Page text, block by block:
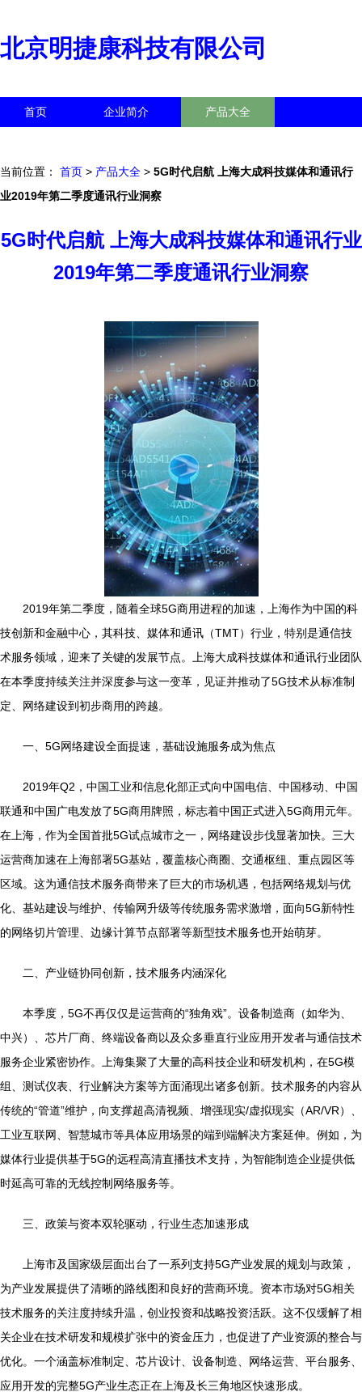
北京明捷康科技有限公司
首页 企业简介 产品大全
当前位置： 首页 > 产品大全 > 5G时代启航 上海大成科技媒体和通讯行
业2019年第二季度通讯行业洞察
5G时代启航 上海大成科技媒体和通讯行业
2019年第二季度通讯行业洞察
2019年第二季度，随着全球5G商用进程的加速，上海作为中国的科
技创新和金融中心，其科技、媒体和通讯（TMT）行业，特别是通信技
术服务领域，迎来了关键的发展节点。上海大成科技媒体和通讯行业团队
在本季度持续关注并深度参与这一变革，见证并推动了5G技术从标准制
定、网络建设到初步商用的跨越。
一、5G网络建设全面提速，基础设施服务成为焦点
2019年Q2，中国工业和信息化部正式向中国电信、中国移动、中国
联通和中国广电发放了5G商用牌照，标志着中国正式进入5G商用元年。
在上海，作为全国首批5G试点城市之一，网络建设步伐显著加快。三大
运营商加速在上海部署5G基站，覆盖核心商圈、交通枢纽、重点园区等
区域。这为通信技术服务商带来了巨大的市场机遇，包括网络规划与优
化、基站建设与维护、传输网升级等传统服务需求激增，面向5G新特性
的网络切片管理、边缘计算节点部署等新型技术服务也开始萌芽。
二、产业链协同创新，技术服务内涵深化
本季度，5G不再仅仅是运营商的“独角戏”。设备制造商（如华为、
中兴）、芯片厂商、终端设备商以及众多垂直行业应用开发者与通信技术
服务企业紧密协作。上海集聚了大量的高科技企业和研发机构，在5G模
组、测试仪表、行业解决方案等方面涌现出诸多创新。技术服务的内容从
传统的“管道”维护，向支撑超高清视频、增强现实/虚拟现实（AR/VR）、
工业互联网、智慧城市等具体应用场景的端到端解决方案延伸。例如，为
媒体行业提供基于5G的远程高清直播技术支持，为智能制造企业提供低
时延高可靠的无线控制网络服务等。
三、政策与资本双轮驱动，行业生态加速形成
上海市及国家级层面出台了一系列支持5G产业发展的规划与政策，
为产业发展提供了清晰的路线图和良好的营商环境。资本市场对5G相关
技术服务的关注度持续升温，创业投资和战略投资活跃。这不仅缓解了相
关企业在技术研发和规模扩张中的资金压力，也促进了产业资源的整合与
优化。一个涵盖标准制定、芯片设计、设备制造、网络运营、平台服务、
应用开发的完整5G产业生态正在上海及长三角地区快速形成。